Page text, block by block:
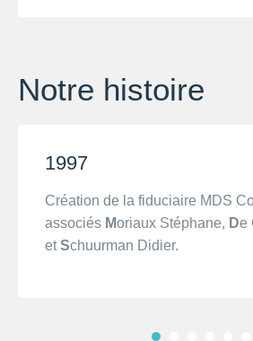
Notre histoire
1997
Création de la fiduciaire MDS
associés Moriaux Stéphane, De
etSchuurman Didier.